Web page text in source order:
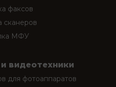
факсов
сканеров
МФУ
видеотехники
для фотоаппаратов